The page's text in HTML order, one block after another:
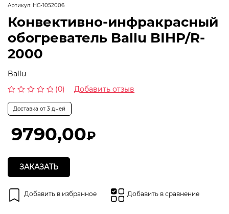
Артикул: НС-1052006
Конвективно-инфракрасный
обогреватель Ballu BIHP/R-
2000
Ballu
0
из
(0) Добавить отзыв
Доставка от 3 дней
9790,00₽
ЗАКАЗАТЬ
Добавить в избранное Добавить в сравнение